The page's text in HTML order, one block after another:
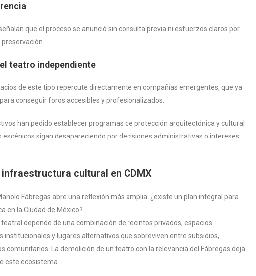
que el proceso se anunció sin consulta previa ni esfuerzos claros por
teatro independiente
de este tipo repercute directamente en compañías emergentes, que ya
conseguir foros accesibles y profesionalizados.
han pedido establecer programas de protección arquitectónica y cultural
escénicos sigan desapareciendo por decisiones administrativas o intereses
cultural en CDMX
Fábregas abre una reflexión más amplia: ¿existe un plan integral para
en la Ciudad de México?
depende de una combinación de recintos privados, espacios
institucionales y lugares alternativos que sobreviven entre subsidios,
comunitarios. La demolición de un teatro con la relevancia del Fábregas deja
este ecosistema.